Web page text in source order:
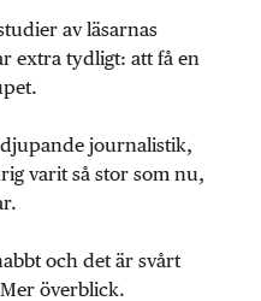
av läsarnas
extra tydligt: att få en
journalistik,
varit så stor som nu,
och det är svårt
överblick.